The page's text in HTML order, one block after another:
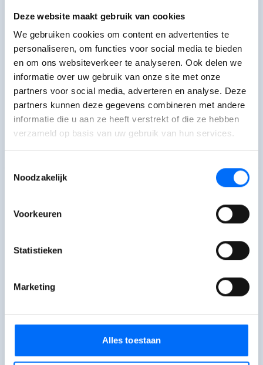
Deze website maakt gebruik van cookies
We gebruiken cookies om content en advertenties te
personaliseren, om functies voor social media te bieden
en om ons websiteverkeer te analyseren. Ook delen we
informatie over uw gebruik van onze site met onze
partners voor social media, adverteren en analyse. Deze
partners kunnen deze gegevens combineren met andere
informatie die u aan ze heeft verstrekt of die ze hebben
verzameld op basis van uw gebruik van hun services.
Noodzakelijk
Voorkeuren
Statistieken
Marketing
Alles toestaan
Advanced Blanket Orders
Advanced Blanket Orders verbetert de
functionaliteiten van verkooporders en
raamcontracten in Business Central. Beheer je
algemene orders nu nog eenvoudiger.
Productiviteit Verkoop
Advanced Integrations biedt aanpasbare
integratieprocessen optimaliseren. Verbeter en
vereenvoudig de integratie met andere systemen.